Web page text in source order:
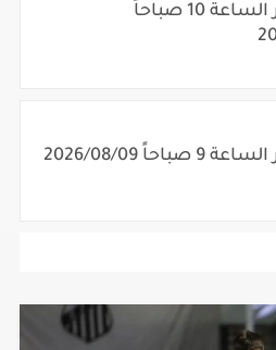
موجز أخبار الساعة 10 صباحاً
2026/08/09